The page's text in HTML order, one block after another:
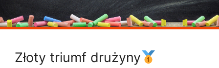
Złoty triumf drużyny